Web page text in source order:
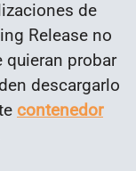
de
Release no
quieran probar
descargarlo
contenedor